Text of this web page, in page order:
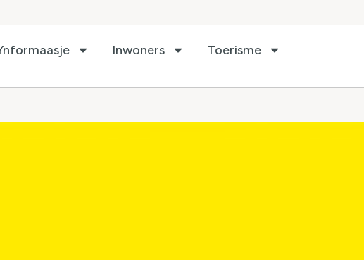
Inwoners Toerisme